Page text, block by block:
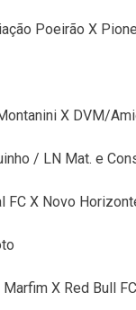
Poeirão X
X DVM/
/ LN Mat. e
FC X Novo
X Red Bull FC